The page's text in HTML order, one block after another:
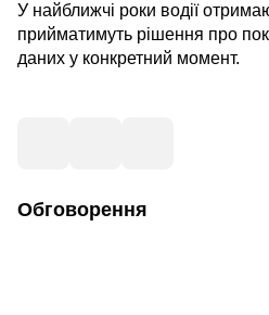
У найближчі роки водії
прийматимуть рішення про
даних у конкретний момент.
Обговорення